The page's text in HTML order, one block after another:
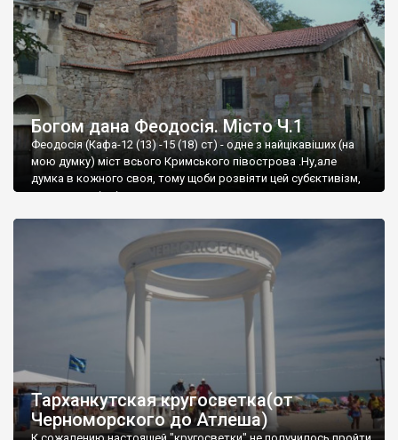
Богом дана Феодосія. Місто Ч.1
Феодосія (Кафа-12 (13) -15 (18) ст) - одне з найцікавіших (на
мою думку) міст всього Кримського півострова .Ну,але
думка в кожного своя, тому щоби розвіяти цей субєктивізм,
запрошую відвідати це
Тарханкутская кругосветка(от
Черноморского до Атлеша)